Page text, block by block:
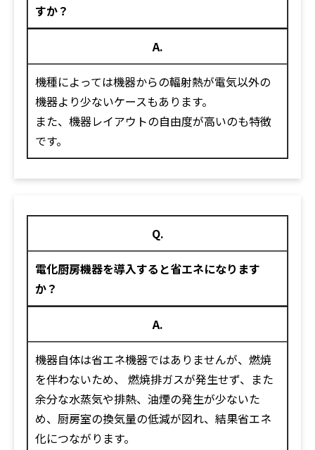
すか？
A.
機種によっては機器からの輻射熱が電気以外の
機器より少ないケースもあります。
また、機器レイアウトの自由度が高いのも特徴
です。
Q.
電化厨房機器を導入すると省エネになります
か？
A.
機器自体は省エネ機器ではありませんが、燃焼
を伴わないため、 燃焼排ガスが発生せず、また
余分な水蒸気や排熱、油煙の発生が少ないた
め、厨房室の換気量の低減が図れ、結果省エネ
化につながります。